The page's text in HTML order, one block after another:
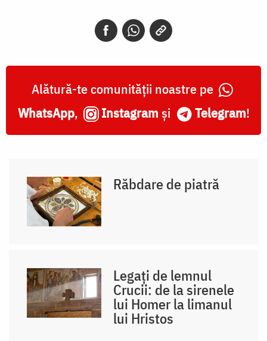
Alătură-te comunității noastre pe
WhatsApp, Instagram și Telegram!
Răbdare de piatră
Legați de lemnul
Crucii: de la sirenele
lui Homer la limanul
lui Hristos